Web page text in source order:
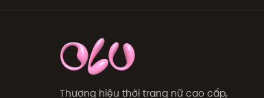
Thương hiệu thời trang nữ cao cấp,